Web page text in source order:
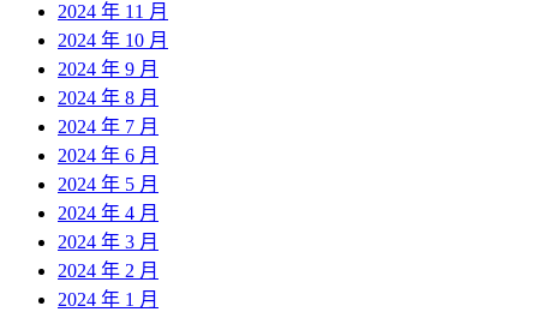
2024 年 11 月
2024 年 10 月
2024 年 9 月
2024 年 8 月
2024 年 7 月
2024 年 6 月
2024 年 5 月
2024 年 4 月
2024 年 3 月
2024 年 2 月
2024 年 1 月